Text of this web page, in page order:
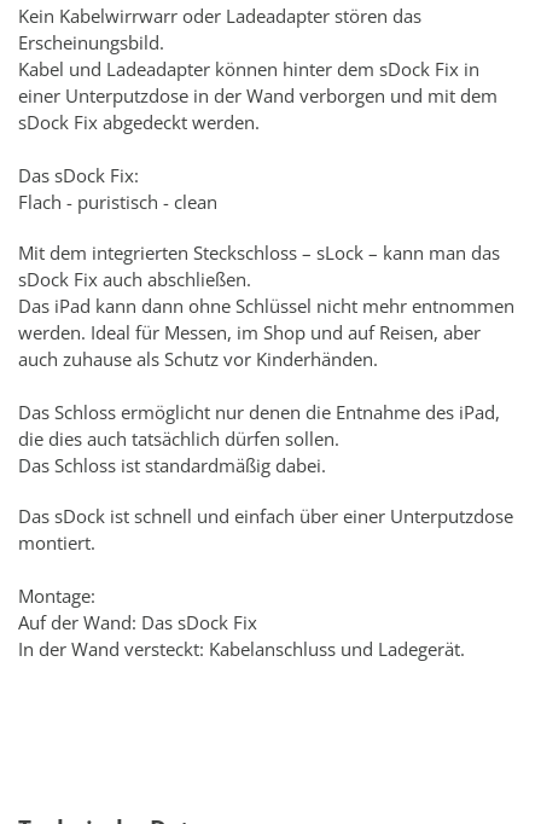
Kein Kabelwirrwarr oder Ladeadapter stören das
Erscheinungsbild.
Kabel und Ladeadapter können hinter dem sDock Fix in
einer Unterputzdose in der Wand verborgen und mit dem
sDock Fix abgedeckt werden.
Das sDock Fix:
Flach - puristisch - clean
Mit dem integrierten Steckschloss – sLock – kann man das
sDock Fix auch abschließen.
Das iPad kann dann ohne Schlüssel nicht mehr entnommen
werden. Ideal für Messen, im Shop und auf Reisen, aber
auch zuhause als Schutz vor Kinderhänden.
Das Schloss ermöglicht nur denen die Entnahme des iPad,
die dies auch tatsächlich dürfen sollen.
Das Schloss ist standardmäßig dabei.
Das sDock ist schnell und einfach über einer Unterputzdose
montiert.
Montage:
Auf der Wand: Das sDock Fix
In der Wand versteckt: Kabelanschluss und Ladegerät.